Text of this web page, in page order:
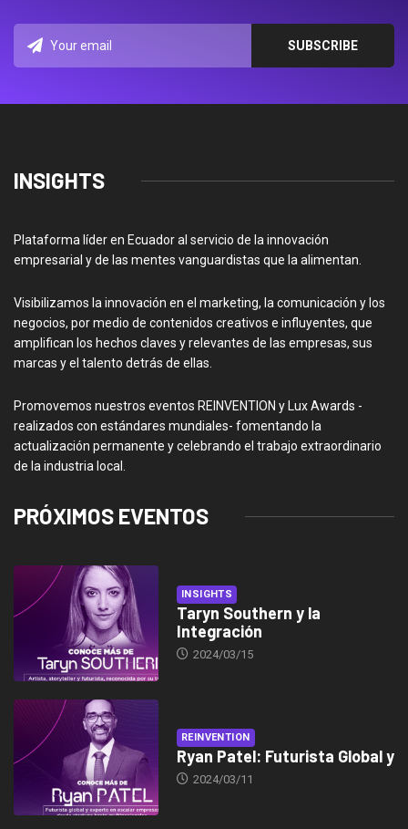
INSIGHTS
Plataforma líder en Ecuador al servicio de la innovación
empresarial y de las mentes vanguardistas que la alimentan.
Visibilizamos la innovación en el marketing, la comunicación y los
negocios, por medio de contenidos creativos e influyentes, que
amplifican los hechos claves y relevantes de las empresas, sus
marcas y el talento detrás de ellas.
Promovemos nuestros eventos REINVENTION y Lux Awards -
realizados con estándares mundiales- fomentando la
actualización permanente y celebrando el trabajo extraordinario
de la industria local.
PRÓXIMOS EVENTOS
INSIGHTS
Taryn Southern y la
Integración
2024/03/15
REINVENTION
Ryan Patel: Futurista Global y
2024/03/11